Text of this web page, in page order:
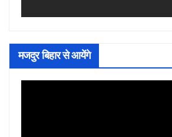
मजदुर बिहार से आयेंगे